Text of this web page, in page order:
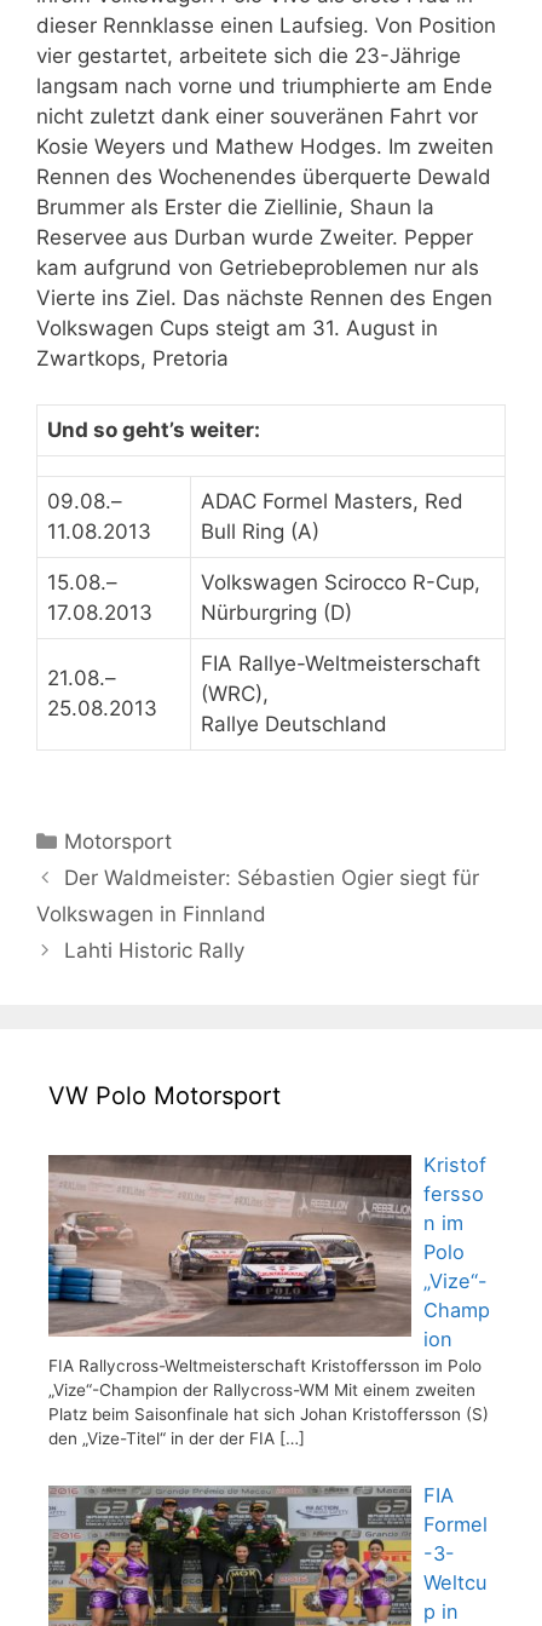
dieser Rennklasse einen Laufsieg. Von Position
vier gestartet, arbeitete sich die 23-Jährige
langsam nach vorne und triumphierte am Ende
nicht zuletzt dank einer souveränen Fahrt vor
Kosie Weyers und Mathew Hodges. Im zweiten
Rennen des Wochenendes überquerte Dewald
Brummer als Erster die Ziellinie, Shaun la
Reservee aus Durban wurde Zweiter. Pepper
kam aufgrund von Getriebeproblemen nur als
Vierte ins Ziel. Das nächste Rennen des Engen
Volkswagen Cups steigt am 31. August in
Zwartkops, Pretoria
Und so geht’s weiter:
09.08.–
11.08.2013
ADAC Formel Masters, Red
Bull Ring (A)
15.08.–
17.08.2013
Volkswagen Scirocco R-Cup,
Nürburgring (D)
21.08.–
25.08.2013
FIA Rallye-Weltmeisterschaft
(WRC),
Rallye Deutschland
Kategorien
Motorsport
Der Waldmeister: Sébastien Ogier siegt für
Volkswagen in Finnland
Lahti Historic Rally
VW Polo Motorsport
Kristof
fersso
n im
Polo
„Vize“-
Champ
ion
FIA Rallycross-Weltmeisterschaft Kristoffersson im Polo
„Vize“-Champion der Rallycross-WM Mit einem zweiten
Platz beim Saisonfinale hat sich Johan Kristoffersson (S)
den „Vize-Titel“ in der der FIA […]
FIA
Formel
-3-
Weltcu
p in